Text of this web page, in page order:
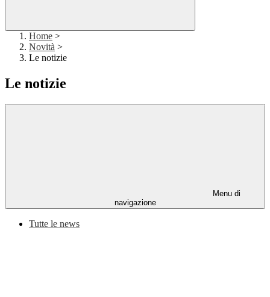
Home >
Novità >
Le notizie
Le notizie
Menu di
navigazione
Tutte le news